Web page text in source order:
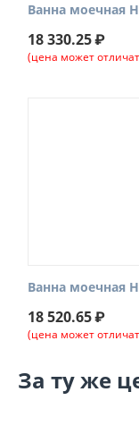
Ванна моечная
18 330.25₽
(цена может
Ванна моечная
18 520.65₽
(цена может
За ту же